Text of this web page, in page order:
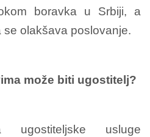
boravka u Srbiji, a
olakšava poslovanje.
može biti ugostitelj?
ugostiteljske usluge